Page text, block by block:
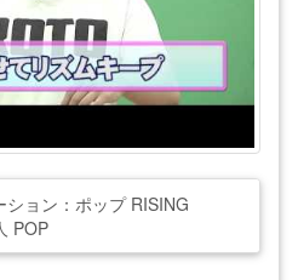
ション：ポップ RISING
POP